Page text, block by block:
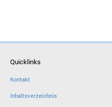
Quicklinks
Kontakt
Inhaltsverzeichnis